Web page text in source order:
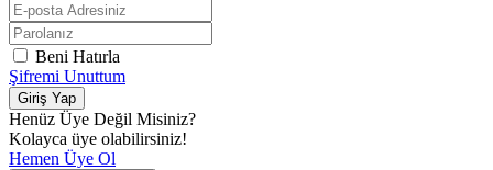
Beni Hatırla
Şifremi Unuttum
Giriş Yap
Henüz Üye Değil Misiniz?
Kolayca üye olabilirsiniz!
Hemen Üye Ol